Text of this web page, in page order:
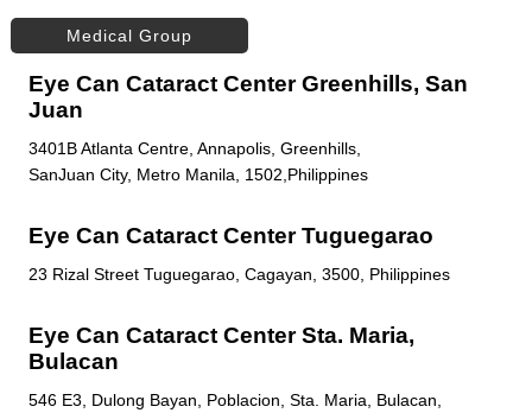
Medical Group
Eye Can Cataract Center Greenhills, San
Juan
3401B Atlanta Centre, Annapolis, Greenhills,
SanJuan City, Metro Manila, 1502,Philippines
Eye Can Cataract Center Tuguegarao
23 Rizal Street Tuguegarao, Cagayan, 3500, Philippines
Eye Can Cataract Center Sta. Maria,
Bulacan
546 E3, Dulong Bayan, Poblacion, Sta. Maria, Bulacan,